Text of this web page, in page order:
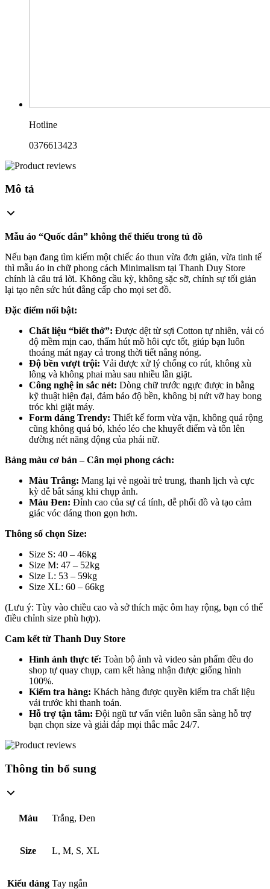
Hotline
0376613423
Mô tả
Mẫu áo “Quốc dân” không thể thiếu trong tủ đồ
Nếu bạn đang tìm kiếm một chiếc áo thun vừa đơn giản, vừa tinh tế
thì mẫu áo in chữ phong cách Minimalism tại Thanh Duy Store
chính là câu trả lời. Không cầu kỳ, không sặc sỡ, chính sự tối giản
lại tạo nên sức hút đẳng cấp cho mọi set đồ.
Đặc điểm nổi bật:
Chất liệu “biết thở”: Được dệt từ sợi Cotton tự nhiên, vải có
độ mềm mịn cao, thấm hút mồ hôi cực tốt, giúp bạn luôn
thoáng mát ngay cả trong thời tiết nắng nóng.
Độ bền vượt trội: Vải được xử lý chống co rút, không xù
lông và không phai màu sau nhiều lần giặt.
Công nghệ in sắc nét: Dòng chữ trước ngực được in bằng
kỹ thuật hiện đại, đảm bảo độ bền, không bị nứt vỡ hay bong
tróc khi giặt máy.
Form dáng Trendy: Thiết kế form vừa vặn, không quá rộng
cũng không quá bó, khéo léo che khuyết điểm và tôn lên
đường nét năng động của phái nữ.
Bảng màu cơ bản – Cân mọi phong cách:
Màu Trắng: Mang lại vẻ ngoài trẻ trung, thanh lịch và cực
kỳ dễ bắt sáng khi chụp ảnh.
Màu Đen: Đỉnh cao của sự cá tính, dễ phối đồ và tạo cảm
giác vóc dáng thon gọn hơn.
Thông số chọn Size:
Size S: 40 – 46kg
Size M: 47 – 52kg
Size L: 53 – 59kg
Size XL: 60 – 66kg
(Lưu ý: Tùy vào chiều cao và sở thích mặc ôm hay rộng, bạn có thể
điều chỉnh size phù hợp).
Cam kết từ Thanh Duy Store
Hình ảnh thực tế: Toàn bộ ảnh và video sản phẩm đều do
shop tự quay chụp, cam kết hàng nhận được giống hình
100%.
Kiểm tra hàng: Khách hàng được quyền kiểm tra chất liệu
vải trước khi thanh toán.
Hỗ trợ tận tâm: Đội ngũ tư vấn viên luôn sẵn sàng hỗ trợ
bạn chọn size và giải đáp mọi thắc mắc 24/7.
Thông tin bổ sung
Màu Trắng, Đen
Size L, M, S, XL
Kiểu dáng Tay ngắn